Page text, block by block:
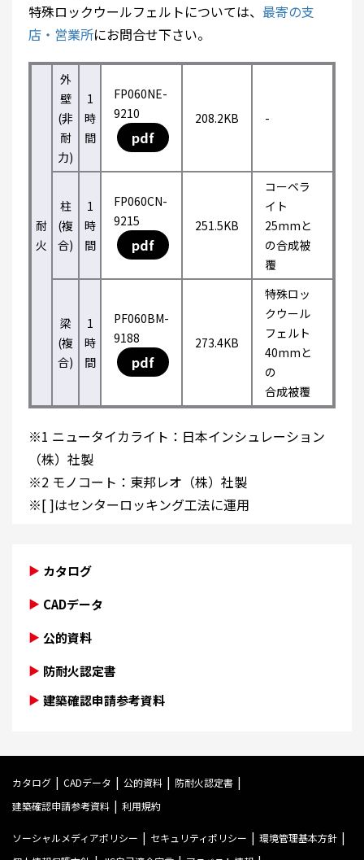
特殊ロックウールフェルトについては、 最寄の支
店・営業所にお問合せ下さい。
耐
火
外
壁
(非
耐
力)
1
時
間
FP060NE-
9210
pdf
208.2KB -
柱
(複
合)
1
時
間
FP060CN-
9215
pdf
251.5KB
コーベラ
イト
25mmと
の合成被
覆
梁
(複
合)
1
時
間
PF060BM-
9188
pdf
273.4KB
特殊ロッ
クウール
フェルト
40mmと
の
合成被覆
※1 ニュータイカライト：日本インシュレーション
（株）社製
※2 モノコート：東邦レオ（株）社製
※[ ]はセンターロッキング工法に運用
カタログ
CADデータ
公的資料
防耐火認定書
建築確認申請参考資料
カタログ CADデータ 公的資料
防耐火認定書
建築確認申請参考資料
利用規約
ソーシャルメディアポリシー セキュリティポリシー
環境管理基本方針